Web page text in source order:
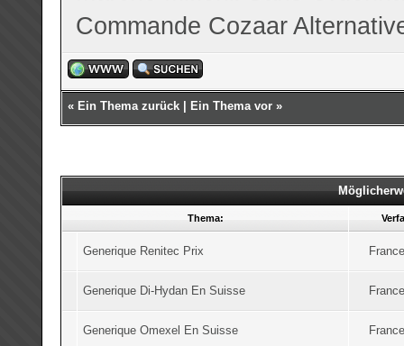
Commande Cozaar
« Ein Thema zurück Ein Thema vor »
Thema:
Generique Renitec Prix
Generique Di-Hydan En Suisse
Generique Omexel En Suisse